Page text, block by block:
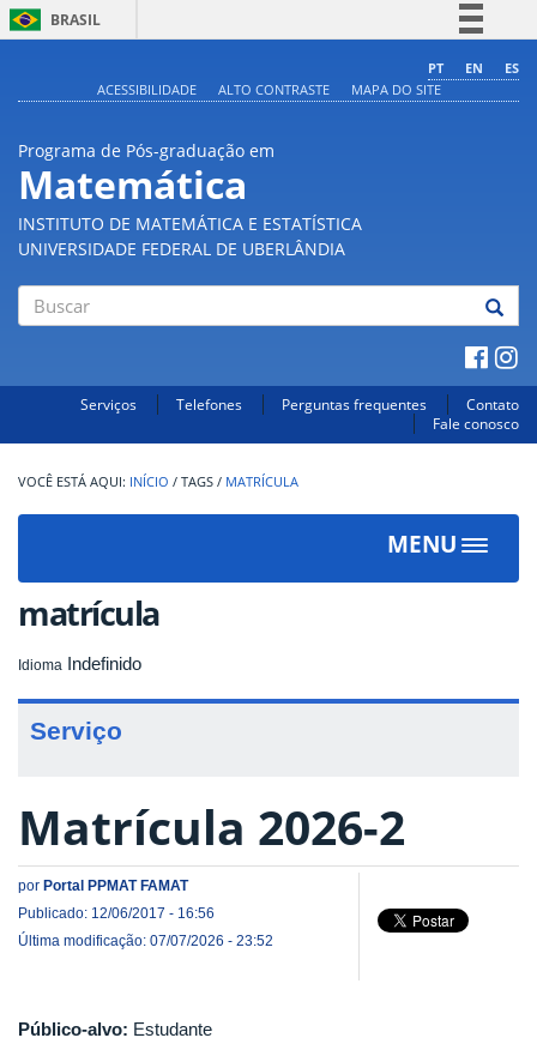
BRASIL
Comunica BR
PT EN
ES
ACESSIBILIDADE
ALTO CONTRASTE MAPA DO SITE
Programa de Pós-graduação em
Matemática
INSTITUTO DE MATEMÁTICA E ESTATÍSTICA
UNIVERSIDADE FEDERAL DE UBERLÂNDIA
Serviços Telefones Perguntas frequentes
Contato
Fale conosco
INÍCIO / TAGS / MATRÍCULA
MENU
Toggle
matrícula
Idioma Indefinido
Serviço
Matrícula 2026-2
por Portal PPMAT FAMAT
Publicado: 12/06/2017 - 16:56
Última modificação: 07/07/2026 - 23:52
Público-alvo: Estudante